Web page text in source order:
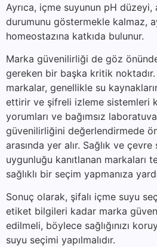
Ayrıca, içme suyunun pH
durumunu göstermekle kalmaz,
homeostazına katkıda bulunur.
Marka güvenilirliği de göz
gereken bir başka kritik noktadır.
markalar, genellikle su
ettirir ve şifreli izleme sistemleri
yorumları ve bağımsız
güvenilirliğini değerlendirmede
arasında yer alır. Sağlık ve çevre
uygunluğu kanıtlanan markaları
sağlıklı bir seçim yapmanıza
Sonuç olarak, şifalı içme suyu
etiket bilgileri kadar marka
edilmeli, böylece sağlığınızı
suyu seçimi yapılmalıdır.